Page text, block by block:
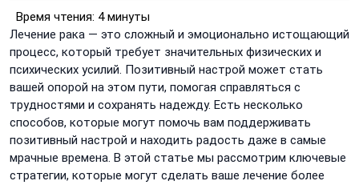
Время чтения: 4 минуты
Лечение рака — это сложный и эмоционально истощающий
процесс, который требует значительных физических и
психических усилий. Позитивный настрой может стать
вашей опорой на этом пути, помогая справляться с
трудностями и сохранять надежду. Есть несколько
способов, которые могут помочь вам поддерживать
позитивный настрой и находить радость даже в самые
мрачные времена. В этой статье мы рассмотрим ключевые
стратегии, которые могут сделать ваше лечение более